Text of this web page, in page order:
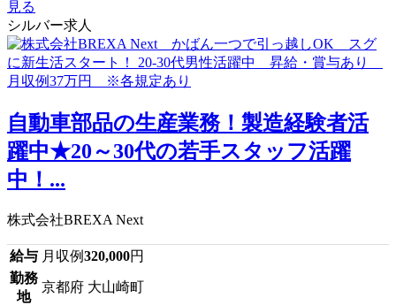
見る
シルバー求人
自動車部品の生産業務！製造経験者活
躍中★20～30代の若手スタッフ活躍
中！...
株式会社BREXA Next
給与 月収例320,000円
勤務
地
京都府 大山崎町